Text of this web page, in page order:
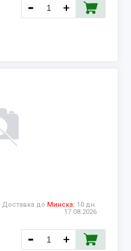
Доставка до Минска: 10 дн.
17.08.2026